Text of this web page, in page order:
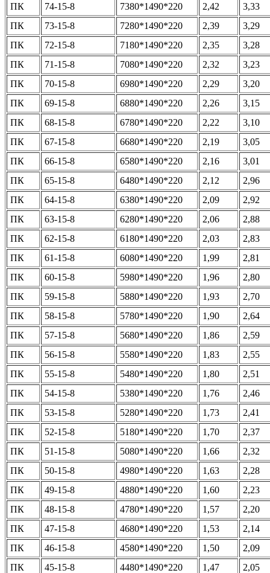
ПК
74-15-8 7380*1490*220 2,42
3,33
ПК
73-15-8 7280*1490*220 2,39
3,29
ПК
72-15-8 7180*1490*220 2,35
3,28
ПК
71-15-8 7080*1490*220 2,32
3,23
ПК
70-15-8 6980*1490*220 2,29
3,20
ПК
69-15-8 6880*1490*220 2,26
3,15
ПК
68-15-8 6780*1490*220 2,22
3,10
ПК
67-15-8 6680*1490*220 2,19
3,05
ПК
66-15-8 6580*1490*220 2,16
3,01
ПК
65-15-8 6480*1490*220 2,12
2,96
ПК
64-15-8 6380*1490*220 2,09
2,92
ПК
63-15-8 6280*1490*220 2,06
2,88
ПК
62-15-8 6180*1490*220 2,03
2,83
ПК
61-15-8 6080*1490*220 1,99
2,81
ПК
60-15-8 5980*1490*220 1,96
2,80
ПК
59-15-8 5880*1490*220 1,93
2,70
ПК
58-15-8 5780*1490*220 1,90
2,64
ПК
57-15-8 5680*1490*220 1,86
2,59
ПК
56-15-8 5580*1490*220 1,83
2,55
ПК
55-15-8 5480*1490*220 1,80
2,51
ПК
54-15-8 5380*1490*220 1,76
2,46
ПК
53-15-8 5280*1490*220 1,73
2,41
ПК
52-15-8 5180*1490*220 1,70
2,37
ПК
51-15-8 5080*1490*220 1,66
2,32
ПК
50-15-8 4980*1490*220 1,63
2,28
ПК
49-15-8 4880*1490*220 1,60
2,23
ПК
48-15-8 4780*1490*220 1,57
2,20
ПК
47-15-8 4680*1490*220 1,53
2,14
ПК
46-15-8 4580*1490*220 1,50
2,09
ПК
45-15-8 4480*1490*220 1,47
2,05